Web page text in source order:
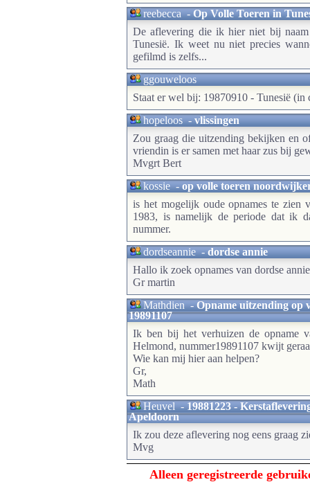
reebecca-Op Volle Toeren in
De aflevering die ik hier niet bij
Tunesië. Ik weet nu niet precies
gefilmd is zelfs...
ggouweloos
Staat er wel bij: 19870910 - Tunesië (in
hopeloos-vlissingen
Zou graag die uitzending bekijken en
vriendin is er samen met haar zus bij
Mvgrt Bert
kossie-op volle toeren
is het mogelijk oude opnames te zien
1983, is namelijk de periode dat ik
nummer.
dordseannie-dordse annie
Hallo ik zoek opnames van dordse
Gr martin
Mathdien-Opname uitzending op
19891107
Ik ben bij het verhuizen de opname
Helmond, nummer19891107 kwijt
Wie kan mij hier aan helpen?
Gr,
Math
Heuvel-19881223 -
Apeldoorn
Ik zou deze aflevering nog eens graag
Mvg
Alleen geregistreerde